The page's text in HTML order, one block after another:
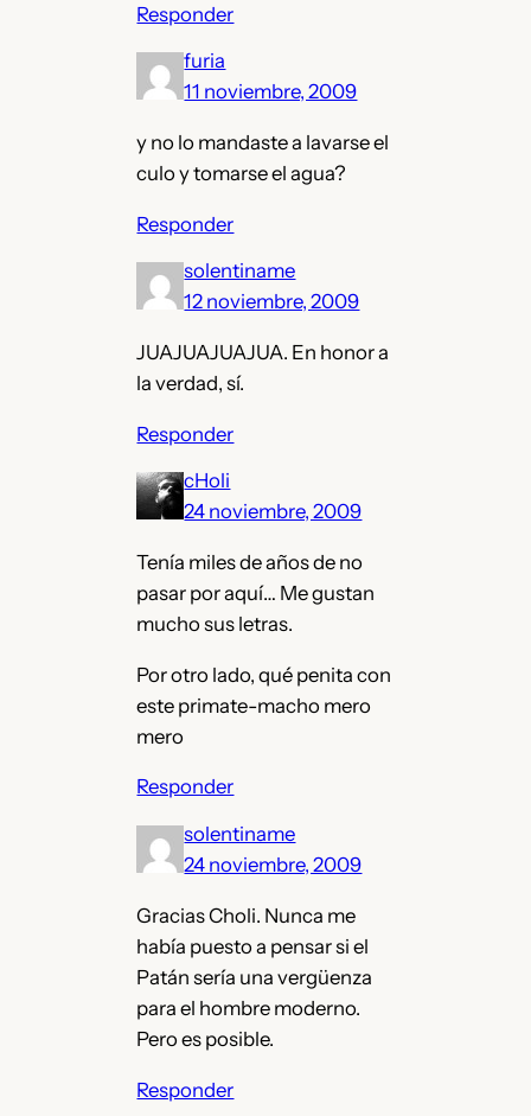
Responder
furia
11 noviembre, 2009
y no lo mandaste a lavarse el
culo y tomarse el agua?
Responder
solentiname
12 noviembre, 2009
JUAJUAJUAJUA. En honor a
la verdad, sí.
Responder
cHoli
24 noviembre, 2009
Tenía miles de años de no
pasar por aquí… Me gustan
mucho sus letras.
Por otro lado, qué penita con
este primate-macho mero
mero
Responder
solentiname
24 noviembre, 2009
Gracias Choli. Nunca me
había puesto a pensar si el
Patán sería una vergüenza
para el hombre moderno.
Pero es posible.
Responder